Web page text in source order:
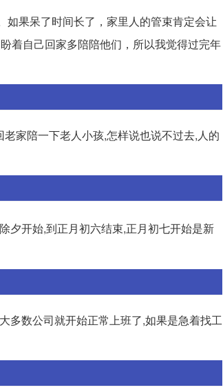
如果呆了时间长了，家里人的管束肯定会让
着自己回家多陪陪他们，所以我觉得过完年
家陪一下老人小孩,怎样说也说不过去,人的
夕开始,到正月初六结束,正月初七开始是新
多数公司就开始正常上班了,如果是急着找工